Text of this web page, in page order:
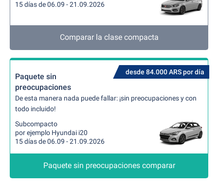
15 días de 06.09 - 21.09.2026
Comparar la clase compacta
desde 84.000 ARS por día
Paquete sin
preocupaciones
De esta manera nada puede fallar: ¡sin preocupaciones y con
todo incluido!
Subcompacto
por ejemplo Hyundai i20
15 días de 06.09 - 21.09.2026
Paquete sin preocupaciones comparar